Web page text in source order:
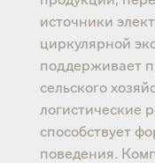
источники
циркулярной
поддерживает
сельского
логистические
способствует
поведения.